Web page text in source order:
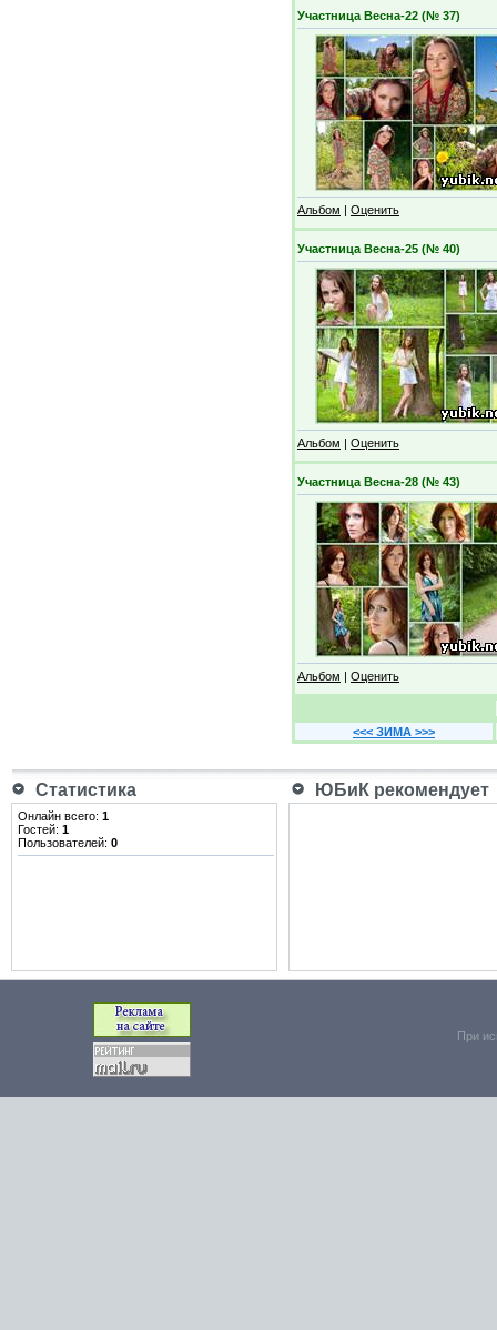
Участница Весна-22 (№ 37)
Альбом | Оценить
Участница Весна-25 (№ 40)
Альбом | Оценить
Участница Весна-28 (№ 43)
Альбом | Оценить
<<< ЗИМА >>>
Статистика ЮБиК рекомендует
Онлайн всего: 1
Гостей: 1
Пользователей: 0
При